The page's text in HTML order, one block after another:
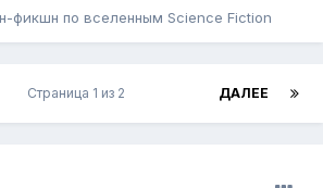
фикшн по вселенным Science Fiction
ДАЛЕЕ
Страница 1 из 2